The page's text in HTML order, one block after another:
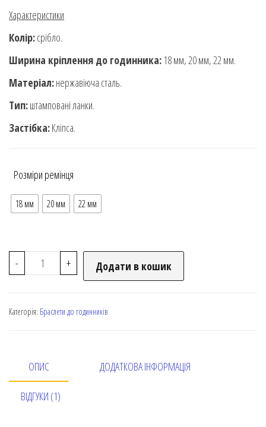
Характеристики
Колір:срібло.
Ширина кріплення до годинника: 18 мм, 20 мм, 22 мм.
Матеріал:нержавіюча сталь.
Тип:штамповані ланки.
Застібка:Кліпса.
Розміри ремінця
18 мм 20 мм 22 мм
- + Додати в кошик
Категорія: Браслети до годинників
ОПИС ДОДАТКОВА ІНФОРМАЦІЯ
ВІДГУКИ (1)